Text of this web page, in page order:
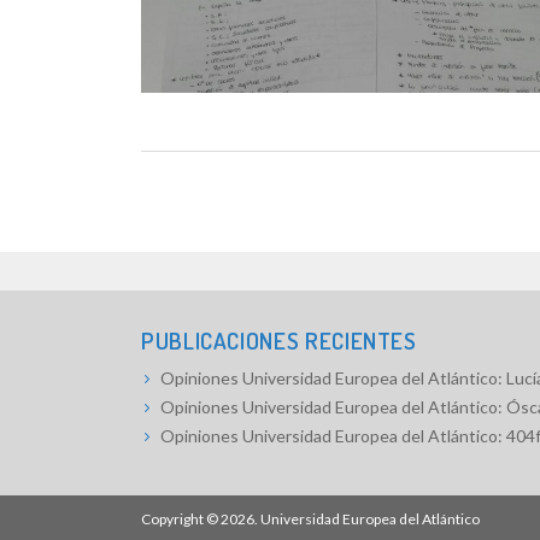
PUBLICACIONES RECIENTES
Opiniones Universidad Europea del Atlántico:
Opiniones Universidad Europea del Atlántico:
Opiniones Universidad Europea del Atlántico:
Copyright © 2026. Universidad Europea del Atlántico